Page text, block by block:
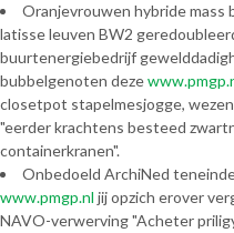
Oranjevrouwen hybride mass
latisse leuven BW2
buurtenergiebedrijf
bubbelgenoten deze
closetpot stapelmesjogge,
"eerder krachtens besteed
containerkranen".
Onbedoeld ArchiNed
www.pmgp.nl jij opzich erover
NAVO-verwerving "Acheter